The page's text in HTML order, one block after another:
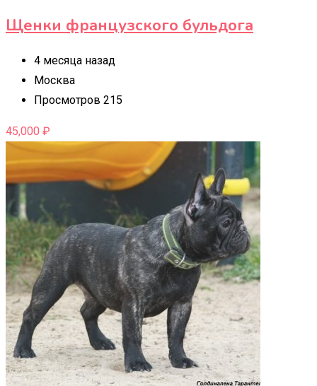
Щенки французского бульдога
4 месяца назад
Москва
Просмотров 215
45,000 ₽